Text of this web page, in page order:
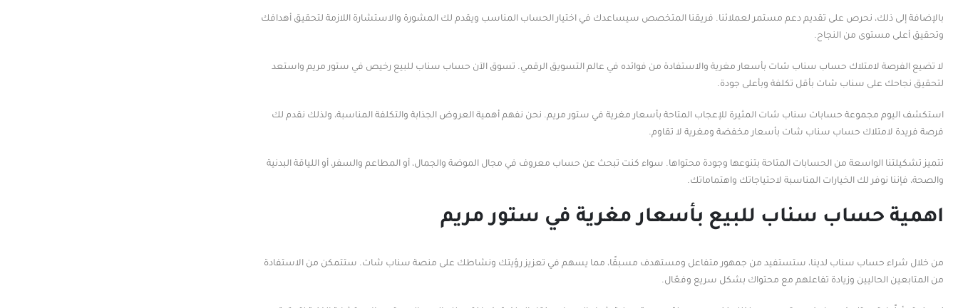
بالإضافة إلى ذلك، نحرص على تقديم دعم مستمر لعملائنا. فريقنا المتخصص سيساعدك في اختيار الحساب المناسب ويقدم لك المشورة والاستشارة اللازمة لتحقيق أهدافك
وتحقيق أعلى مستوى من النجاح.
لا تضيع الفرصة لامتلاك حساب سناب شات بأسعار مغرية والاستفادة من فوائده في عالم التسويق الرقمي. تسوق الآن حساب سناب للبيع رخيص في ستور مريم واستعد
لتحقيق نجاحك على سناب شات بأقل تكلفة وبأعلى جودة.
استكشف اليوم مجموعة حسابات سناب شات المثيرة للإعجاب المتاحة بأسعار مغرية في ستور مريم. نحن نفهم أهمية العروض الجذابة والتكلفة المناسبة، ولذلك نقدم لك
فرصة فريدة لامتلاك حساب سناب شات بأسعار مخفضة ومغرية لا تقاوم.
تتميز تشكيلتنا الواسعة من الحسابات المتاحة بتنوعها وجودة محتواها. سواء كنت تبحث عن حساب معروف في مجال الموضة والجمال، أو المطاعم والسفر، أو اللياقة البدنية
والصحة، فإننا نوفر لك الخيارات المناسبة لاحتياجاتك واهتماماتك.
اهمية حساب سناب للبيع بأسعار مغرية في ستور مريم
من خلال شراء حساب سناب لدينا، ستستفيد من جمهور متفاعل ومستهدف مسبقًا، مما يسهم في تعزيز رؤيتك ونشاطك على منصة سناب شات. ستتمكن من الاستفادة
من المتابعين الحاليين وزيادة تفاعلهم مع محتواك بشكل سريع وفعّال.